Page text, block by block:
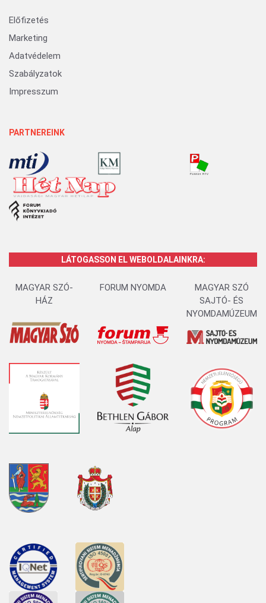
Előfizetés
Marketing
Adatvédelem
Szabályzatok
Impresszum
PARTNEREINK
LÁTOGASSON EL WEBOLDALAINKRA:
MAGYAR SZÓ-
HÁZ
FORUM NYOMDA
MAGYAR SZÓ
SAJTÓ- ÉS
NYOMDAMÚZEUM